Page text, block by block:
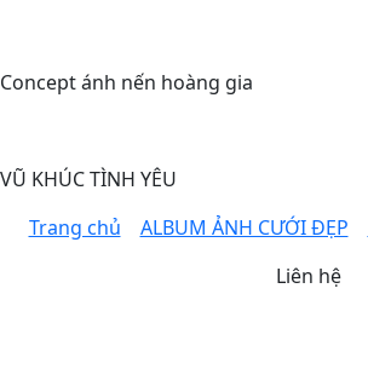
Concept ánh nến hoàng gia
VŨ KHÚC TÌNH YÊU
Trang chủ
ALBUM ẢNH CƯỚI ĐẸP
Liên hệ